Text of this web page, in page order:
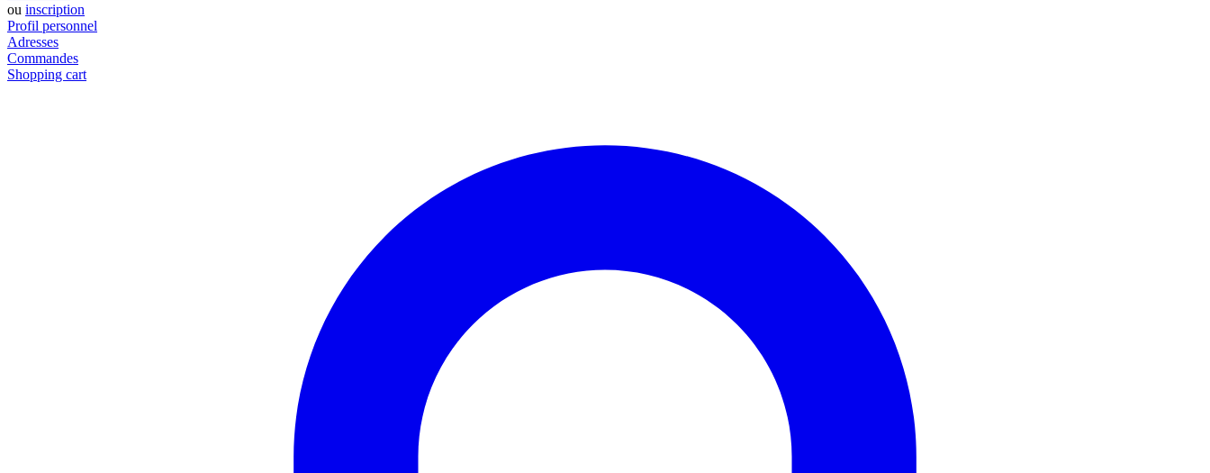
ou inscription
Profil personnel
Adresses
Commandes
Shopping cart